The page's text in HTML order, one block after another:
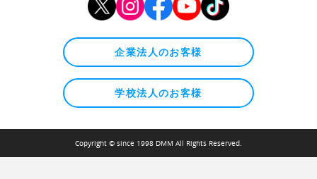
企業法人のお客様
学校法人のお客様
Copyright © since 1998 DMM All Rights Reserved.